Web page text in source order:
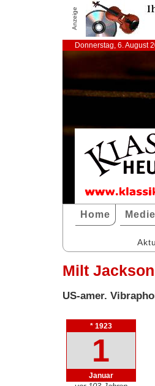
Anzeige
Donnerstag, 6. August
Home
Milt Jackson
US-amer.
* 1923
1
Januar